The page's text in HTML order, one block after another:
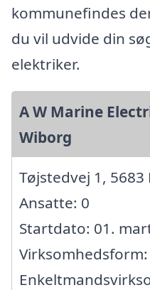
kommunefindes
du vil udvide din
elektriker.
A W Marine
Wiborg
Tøjstedvej 1, 5683
Ansatte: 0
Startdato: 01.
Virksomhedsform: